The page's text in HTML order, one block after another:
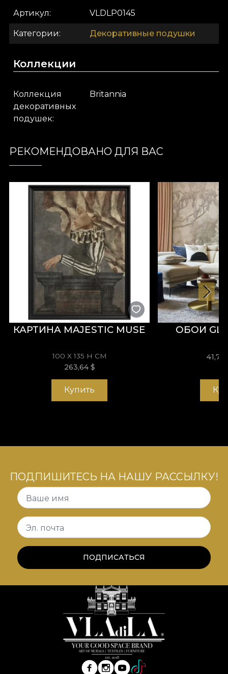
Артикул VLDLP0145
Категории Декоративные подушки
Коллекции
Коллекция
декоративных
подушек
Britannia
РЕКОМЕНДОВАНО ДЛЯ ВАС
КАРТИНА MAJESTIC MUSE
100 X 135 H СМ
263,64 $
Купить
ОБОИ
41,74
ПОДПИШИТЕСЬ НА НАШУ РАССЫЛКУ!
Ваше имя
Эл. почта
ПОДПИСАТЬСЯ